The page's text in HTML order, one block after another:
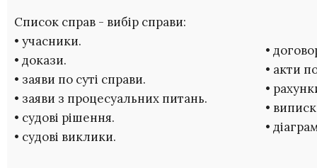
Список справ - вибір справи:
• учасники.
• докази.
• заяви по суті справи.
• заяви з процесуальних питань.
• судові рішення.
• судові виклики.
•
• акти
•
•
•